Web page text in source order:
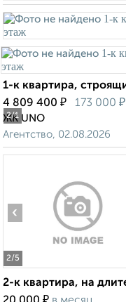
2/1
1-к квартира,
4 809 400 ₽ 173 000 ₽
ЖК UNO
Агентство, 02.08.2026
2/5
‹
2-к квартира, на